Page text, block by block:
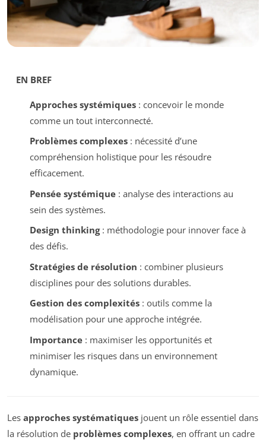
EN BREF
Approches systémiques: concevoir le monde
comme un tout interconnecté.
Problèmes complexes: nécessité d’une
compréhension holistique pour les résoudre
efficacement.
Pensée systémique: analyse des interactions au
sein des systèmes.
Design thinking: méthodologie pour innover face à
des défis.
Stratégies de résolution : combiner plusieurs
disciplines pour des solutions durables.
Gestion des complexités: outils comme la
modélisation pour une approche intégrée.
Importance: maximiser les opportunités et
minimiser les risques dans un environnement
dynamique.
Les approches systématiques jouent un rôle essentiel dans
la résolution de problèmes complexes, en offrant un cadre